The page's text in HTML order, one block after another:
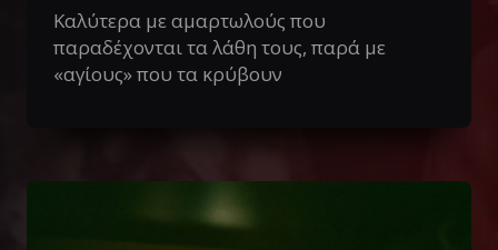
Καλύτερα με αμαρτωλούς που
παραδέχονται τα λάθη τους, παρά με
«αγίους» που τα κρύβουν